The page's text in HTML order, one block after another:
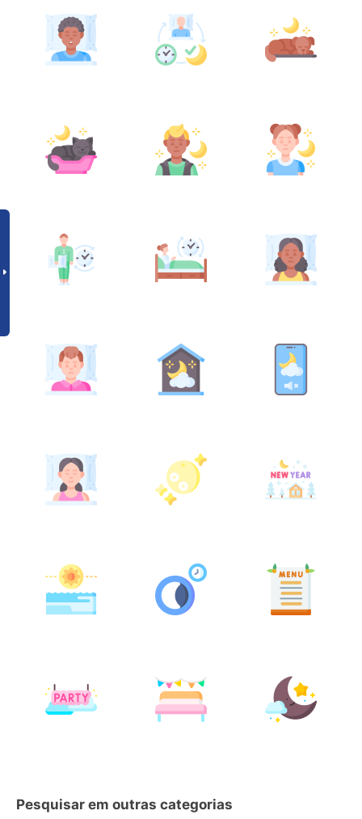
Pesquisar em outras categorias